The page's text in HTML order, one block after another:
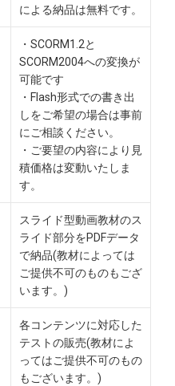
による納品は無料です。​
・SCORM1.2と
SCORM2004への変換が
可能です
・Flash形式での書き出
しをご希望の場合は事前
にご相談ください。
・ご要望の内容により見
積価格は変動いたしま
す。
スライド型動画教材のス
ライド部分をPDFデータ
で納品(教材によっては
ご提供不可のものもござ
います。)
各コンテンツに対応した
テストの販売(教材によ
ってはご提供不可のもの
もございます。)